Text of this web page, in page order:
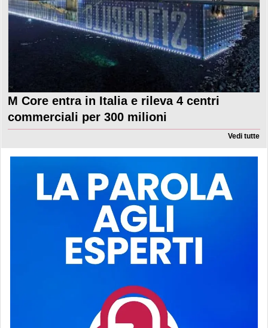
M Core entra in Italia e rileva 4 centri
commerciali per 300 milioni
Vedi tutte